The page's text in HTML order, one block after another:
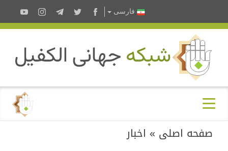
فارسى
صفحه اصلی » اخبار